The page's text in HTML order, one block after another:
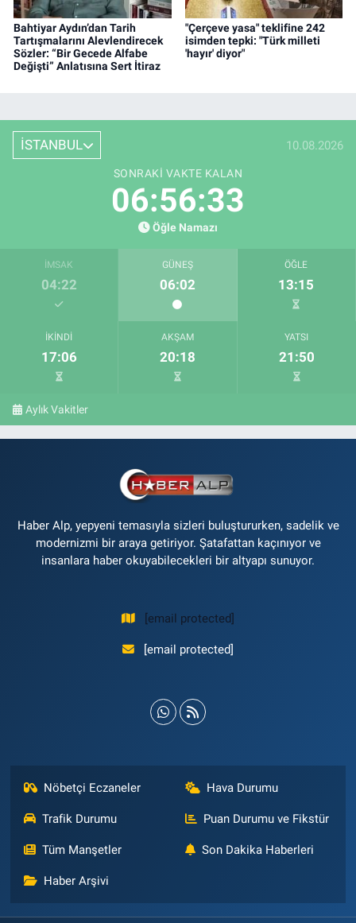
Bahtiyar Aydın’dan Tarih
Tartışmalarını Alevlendirecek
Sözler: “Bir Gecede Alfabe
Değişti” Anlatısına Sert İtiraz
"Çerçeve yasa" teklifine 242
isimden tepki: "Türk milleti
'hayır' diyor"
İSTANBUL 10.08.2026
SONRAKI VAKTE KALAN
06:56:32
Öğle Namazı
İMSAK
04:22
GÜNEŞ
06:02
ÖĞLE
13:15
İKINDI
17:06
AKŞAM
20:18
YATSI
21:50
Aylık Vakitler
Haber Alp, yepyeni temasıyla sizleri buluştururken, sadelik ve
modernizmi bir araya getiriyor. Şatafattan kaçınıyor ve
insanlara haber okuyabilecekleri bir altyapı sunuyor.
[email protected]
[email protected]
Nöbetçi Eczaneler Hava Durumu
Trafik Durumu Puan Durumu ve Fikstür
Tüm Manşetler Son Dakika Haberleri
Haber Arşivi